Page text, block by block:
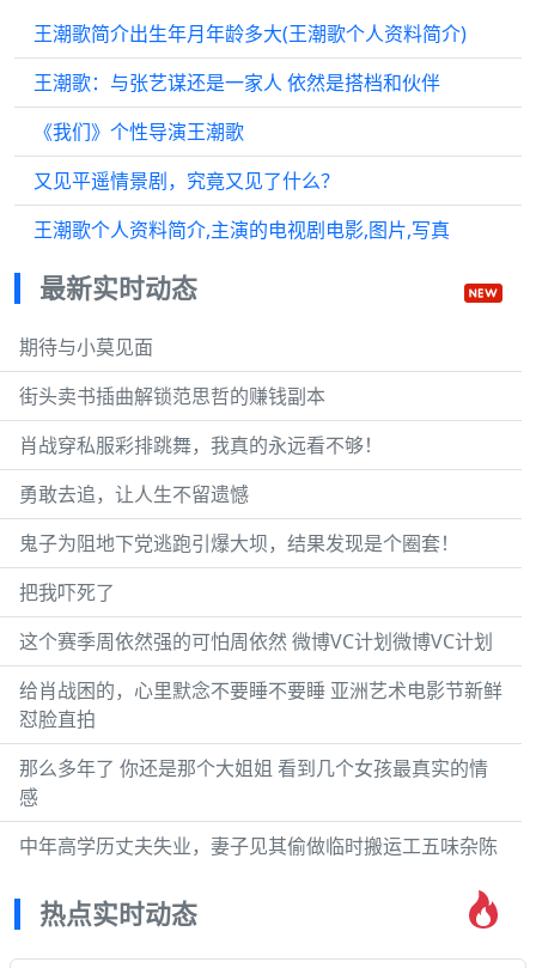
​王潮歌简介出生年月年龄多大(王潮歌个人资料简介)
王潮歌：与张艺谋还是一家人 依然是搭档和伙伴
《我们》个性导演王潮歌
又见平遥情景剧，究竟又见了什么？
王潮歌个人资料简介,主演的电视剧电影,图片,写真
最新实时动态
期待与小莫见面
街头卖书插曲解锁范思哲的赚钱副本
肖战穿私服彩排跳舞，我真的永远看不够！
勇敢去追，让人生不留遗憾
鬼子为阻地下党逃跑引爆大坝，结果发现是个圈套！
把我吓死了
这个赛季周依然强的可怕周依然 微博VC计划微博VC计划
给肖战困的，心里默念不要睡不要睡 亚洲艺术电影节新鲜
怼脸直拍
那么多年了 你还是那个大姐姐 看到几个女孩最真实的情
感
中年高学历丈夫失业，妻子见其偷做临时搬运工五味杂陈
热点实时动态